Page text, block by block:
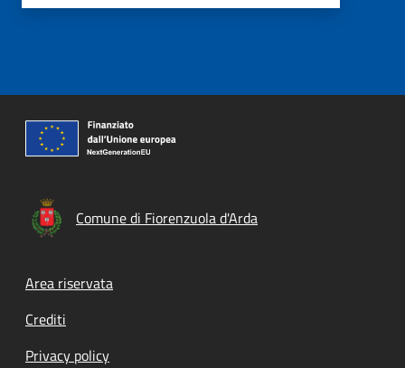
Comune di Fiorenzuola d'Arda
Footer menu
Area riservata
Crediti
Privacy policy